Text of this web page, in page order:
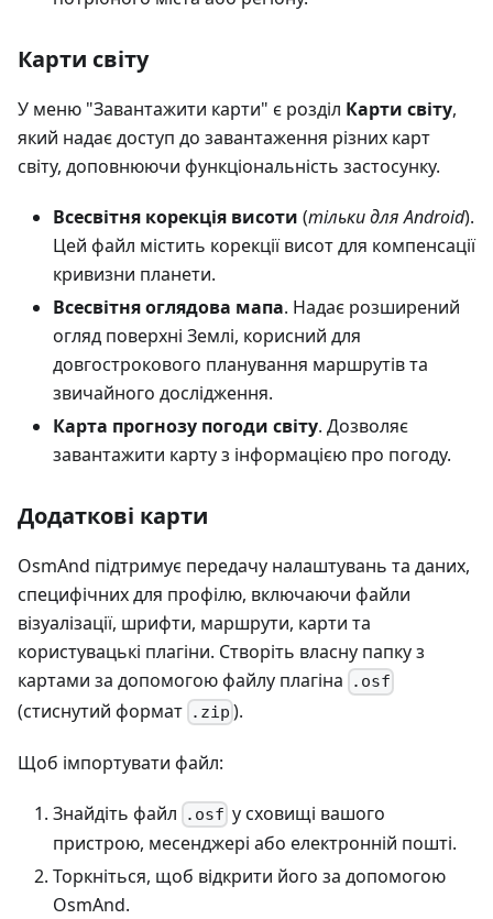
Карти світу
У меню "Завантажити карти" є розділ Карти світу,
який надає доступ до завантаження різних карт
світу, доповнюючи функціональність застосунку.
Всесвітня корекція висоти (тільки для Android).
Цей файл містить корекції висот для компенсації
кривизни планети.
Всесвітня оглядова мапа. Надає розширений
огляд поверхні Землі, корисний для
довгострокового планування маршрутів та
звичайного дослідження.
Карта прогнозу погоди світу. Дозволяє
завантажити карту з інформацією про погоду.
Додаткові карти
OsmAnd підтримує передачу налаштувань та даних,
специфічних для профілю, включаючи файли
візуалізації, шрифти, маршрути, карти та
користувацькі плагіни. Створіть власну папку з
картами за допомогою файлу плагіна
.osf
(стиснутий формат .zip ).
Щоб імпортувати файл:
Знайдіть файл .osf у сховищі вашого
пристрою, месенджері або електронній пошті.
Торкніться, щоб відкрити його за допомогою
OsmAnd.